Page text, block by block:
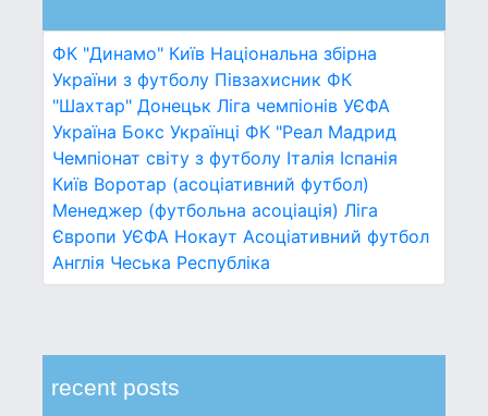
ФК "Динамо" Київ Національна збірна
України з футболу Півзахисник ФК
"Шахтар" Донецьк Ліга чемпіонів УЄФА
Україна Бокс Українці ФК "Реал Мадрид
Чемпіонат світу з футболу Італія Іспанія
Київ Воротар (асоціативний футбол)
Менеджер (футбольна асоціація) Ліга
Європи УЄФА Нокаут Асоціативний футбол
Англія Чеська Республіка
recent posts